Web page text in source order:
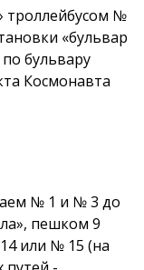
троллейбусом №
«бульвар
бульвару
Космонавта
№ 1 и № 3 до
пешком 9
или № 15 (на